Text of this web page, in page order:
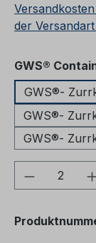
der
GWS®
GWS®-
GWS®-
GWS®-
Produkt